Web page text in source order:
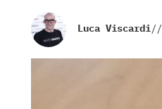
Luca Viscardi//